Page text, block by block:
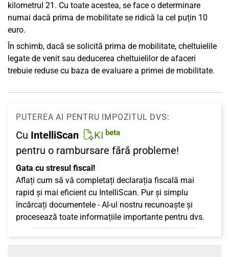
kilometrul 21. Cu toate acestea, se face o determinare
numai dacă prima de mobilitate se ridică la cel puțin 10
euro.
În schimb, dacă se solicită prima de mobilitate, cheltuielile
legate de venit sau deducerea cheltuielilor de afaceri
trebuie reduse cu baza de evaluare a primei de mobilitate.
PUTEREA AI PENTRU IMPOZITUL DVS:
Cu IntelliScan KI beta
pentru o rambursare fără probleme!
Gata cu stresul fiscal!
Aflați cum să vă completați declarația fiscală mai
rapid și mai eficient cu IntelliScan. Pur și simplu
încărcați documentele - AI-ul nostru recunoaște și
procesează toate informațiile importante pentru dvs.